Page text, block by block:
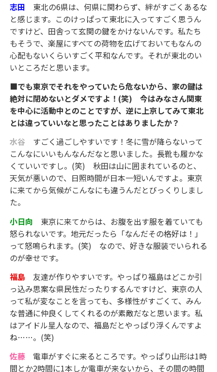
志田 東北の6県は、何県に関わらず、絆がすごくあるな
と感じます。このけっぱって東北に入ってすごく思うん
ですけど、田舎って玄関の鍵をかけないんです。私たち
もそうで、楽屋にすべての荷物を広げておいてもなんの
心配もないくらいすごく平和なんです。それが東北のい
いところだと思います。
■でも東京でそれをやっていたら危ないから、家の鍵は
絶対に閉めないとダメですよ！(笑) 今はみなさん関東
を中心に活動中とのことですが、逆に上京してみて東北
とは違っていいなと思ったことはありましたか？
水谷 すごく過ごしやすいです！冬に雪が降らないって
こんなにいいもんなんだなと思いました。長靴も履かな
くていいですし。(笑) 秋田は山に囲まれているのと、
天気が悪いので、日照時間が日本一短いんですよ。東京
に来てから気候がこんなにも違うんだとびっくりしまし
た。
小日向 東京に来てからは、お腹を出す服を着ていても
怒られないです。地元だったら「なんだその格好は！」
って怒鳴られます。(笑) なので、好きな服装でいられる
のが幸せです。
福島 友達が作りやすいです。やっぱり福島はどこか引
っ込み思案な県民性だったりするんですけど、東京の人
って私が変なことを言っても、多様性がすごくて、みん
な普通に仲良くしてくれるのが素敵だなと思います。私
はアイドル星人なので、福島だとやっぱり浮くんですよ
ね……。(笑)
佐藤 電車がすぐに来るところです。やっぱり山形は1時
間とか2時間に1本しか電車が来ないから、その間の時間